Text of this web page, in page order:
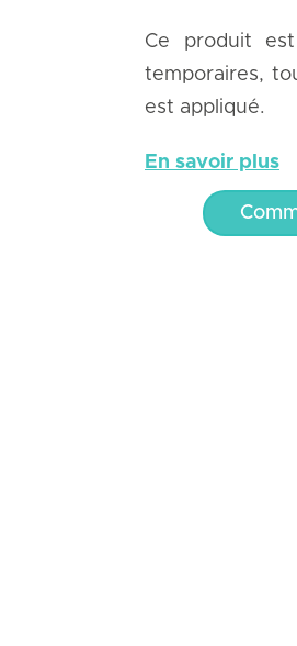
Ce produit
temporaires,
est appliqué.
En savoir plus